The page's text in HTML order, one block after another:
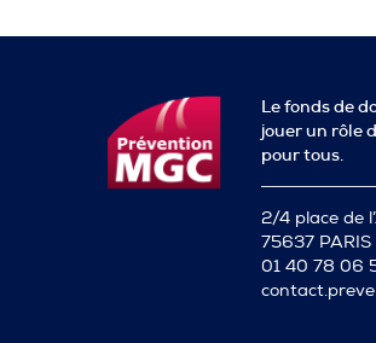
Le fonds de
jouer un rôle
pour tous.
2/4 place de
75637 PARIS
01 40 78 06